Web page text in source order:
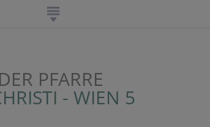
PFARRE
- WIEN 5